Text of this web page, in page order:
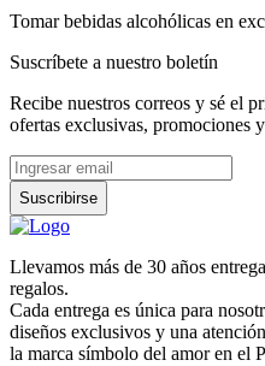
Tomar bebidas alcohólicas en
Suscríbete a nuestro boletín
Recibe nuestros correos y sé el
ofertas exclusivas, promociones
Suscribirse
Llevamos más de 30 años
regalos.
Cada entrega es única para
diseños exclusivos y una
la marca símbolo del amor en el